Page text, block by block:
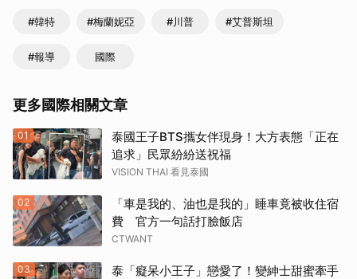
#韓特 #梅蘭妮亞 #川普 #艾普斯坦
#報導 國際
更多國際相關文章
01
泰國王子BTS攜女伴現身！大方表態「正在
追求」民眾紛紛送祝福
VISION THAI 看見泰國
02
「車是我的、油也是我的」睡車竟被收住宿
費 官方一句話打臉飯店
CTWANT
03
泰「癡呆小王子」戀愛了！變紳士甜蜜牽手